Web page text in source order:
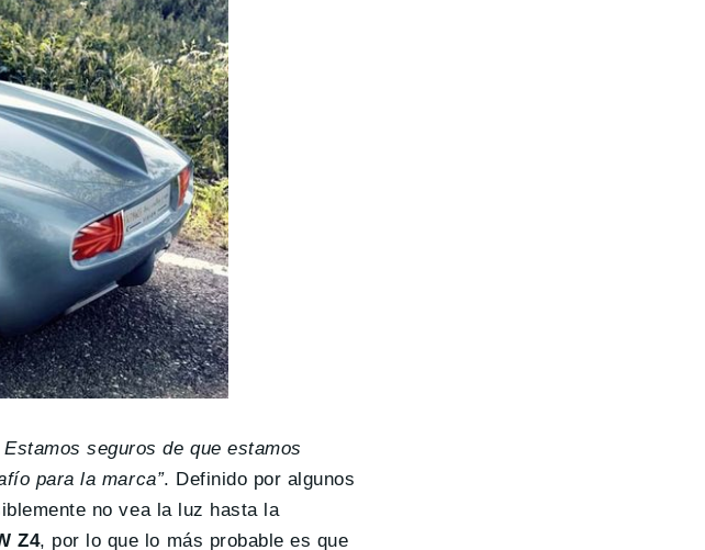
seguros de que estamos
para la marca”. Definido por algunos
no vea la luz hasta la
Z4, por lo que lo más probable es que